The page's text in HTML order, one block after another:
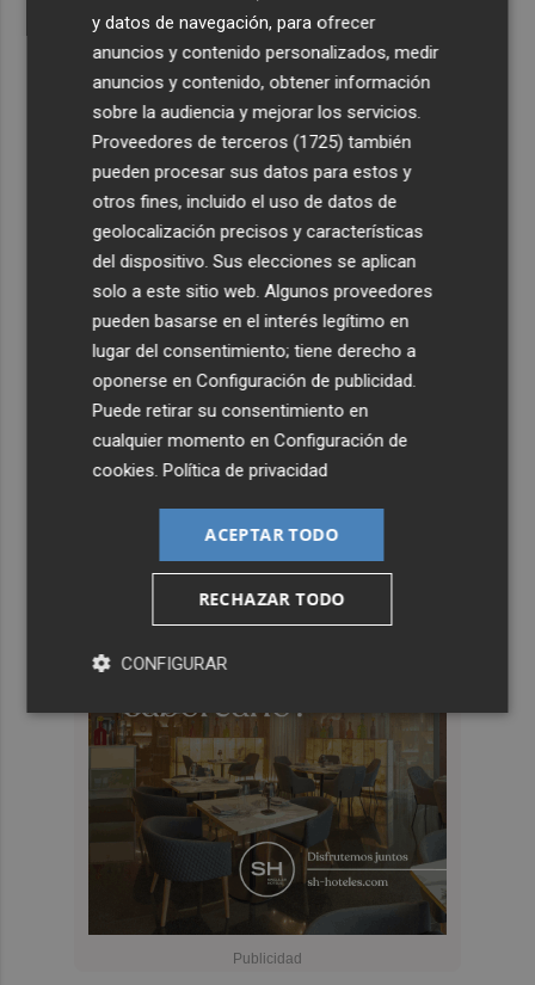
y datos de navegación, para ofrecer
anuncios y contenido personalizados, medir
anuncios y contenido, obtener información
sobre la audiencia y mejorar los servicios.
Proveedores de terceros (1725) también
pueden procesar sus datos para estos y
otros fines, incluido el uso de datos de
geolocalización precisos y características
del dispositivo. Sus elecciones se aplican
solo a este sitio web. Algunos proveedores
pueden basarse en el interés legítimo en
lugar del consentimiento; tiene derecho a
oponerse enConfiguración de publicidad
Puede retirar su consentimiento en
cualquier momento enConfiguración de
cookies .Política de privacidad
ACEPTAR TODO
RECHAZAR TODO
CONFIGURAR